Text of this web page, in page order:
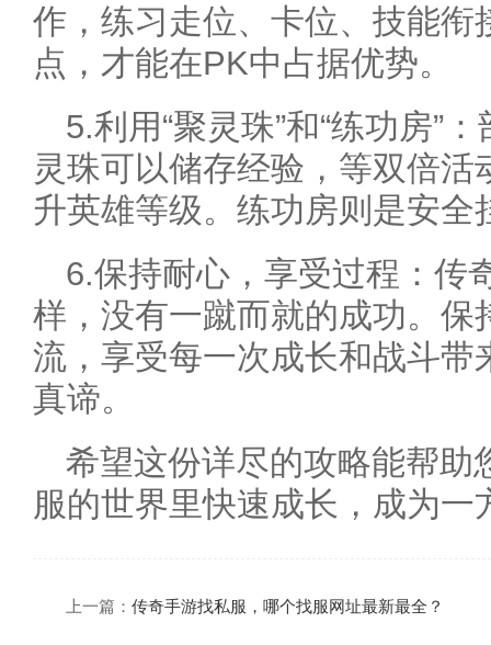
作，练习走位、卡位、技能衔
点，才能在PK中占据优势。
5.利用“聚灵珠”和“练功房”
灵珠可以储存经验，等双倍
升英雄等级。练功房则是安全
6.保持耐心，享受过程：传
样，没有一蹴而就的成功。保
流，享受每一次成长和战斗带
真谛。
希望这份详尽的攻略能帮助
服的世界里快速成长，成为
上一篇： 传奇手游找私服，哪个找服网址最新最全？